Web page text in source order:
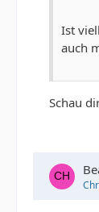
Ist
auch
Schau